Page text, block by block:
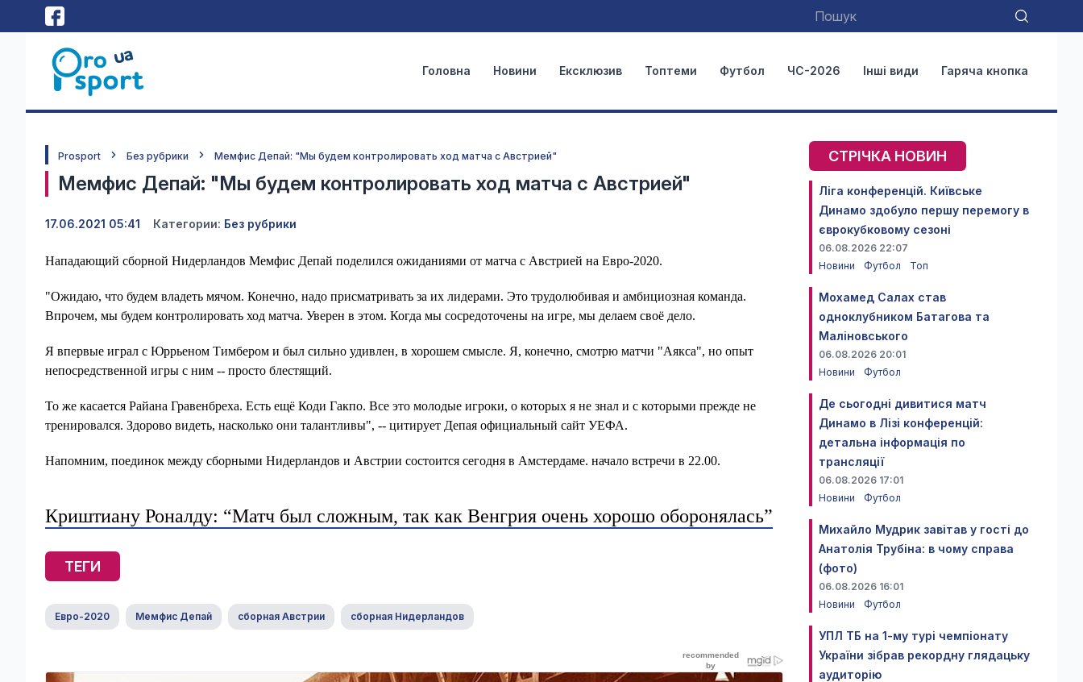
Головна Новини Ексклюзив Топтеми Футбол ЧС-2026 Інші види Гаряча кнопка
Prosport Без рубрики Мемфис Депай: "Мы будем контролировать ход матча с Австрией"
Мемфис Депай: "Мы будем контролировать ход матча с Австрией"
17.06.2021 05:41 Категории: Без рубрики
Нападающий сборной Нидерландов Мемфис Депай поделился ожиданиями от матча с Австрией на Евро-2020.
"Ожидаю, что будем владеть мячом. Конечно, надо присматривать за их лидерами. Это трудолюбивая и амбициозная команда.
Впрочем, мы будем контролировать ход матча. Уверен в этом. Когда мы сосредоточены на игре, мы делаем своё дело.
Я впервые играл с Юррьеном Тимбером и был сильно удивлен, в хорошем смысле. Я, конечно, смотрю матчи "Аякса", но опыт
непосредственной игры с ним -- просто блестящий.
То же касается Райана Гравенбреха. Есть ещё Коди Гакпо. Все это молодые игроки, о которых я не знал и с которыми прежде не
тренировался. Здорово видеть, насколько они талантливы", -- цитирует Депая официальный сайт УЕФА.
Напомним, поединок между сборными Нидерландов и Австрии состоится сегодня в Амстердаме. начало встречи в 22.00.
Криштиану Роналду: “Матч был сложным, так как Венгрия очень хорошо оборонялась”
ТЕГИ
Евро-2020 Мемфис Депай сборная Австрии сборная Нидерландов
СТРІЧКА НОВИН
Ліга конференцій. Київське
Динамо здобуло першу перемогу в
єврокубковому сезоні
06.08.2026 22:07
Новини
Футбол Топ
Мохамед Салах став
одноклубником Батагова та
Маліновського
06.08.2026 20:01
Новини
Футбол
Де сьогодні дивитися матч
Динамо в Лізі конференцій:
детальна інформація по
трансляції
06.08.2026 17:01
Новини
Футбол
Михайло Мудрик завітав у гості до
Анатолія Трубіна: в чому справа
(фото)
06.08.2026 16:01
Новини
Футбол
УПЛ ТБ на 1-му турі чемпіонату
України зібрав рекордну глядацьку
аудиторію